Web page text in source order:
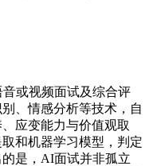
或视频面试及综合评
、情感分析等技术，自
应变能力与价值观取
和机器学习模型，判定
是，AI面试并非孤立